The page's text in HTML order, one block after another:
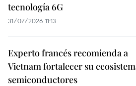
tecnología 6G
31/07/2026 11:13
Experto francés recomienda a
Vietnam fortalecer su
semiconductores